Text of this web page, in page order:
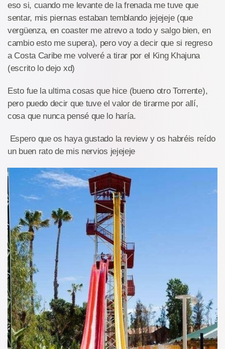
eso si, cuando me levante de la frenada me tuve que
sentar, mis piernas estaban temblando jejejeje (que
vergüenza, en coaster me atrevo a todo y salgo bien, en
cambio esto me supera), pero voy a decir que si regreso
a Costa Caribe me volveré a tirar por el King Khajuna
(escrito lo dejo xd)
Esto fue la ultima cosas que hice (bueno otro Torrente),
pero puedo decir que tuve el valor de tirarme por allí,
cosa que nunca pensé que lo haría.
Espero que os haya gustado la review y os habréis reído
un buen rato de mis nervios jejejeje